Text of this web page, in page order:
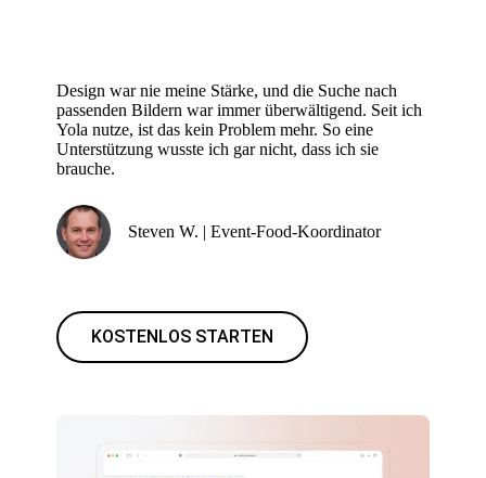
Design war nie meine Stärke, und die Suche nach
passenden Bildern war immer überwältigend. Seit ich
Yola nutze, ist das kein Problem mehr. So eine
Unterstützung wusste ich gar nicht, dass ich sie
brauche.
Steven W. | Event-Food-Koordinator
KOSTENLOS STARTEN